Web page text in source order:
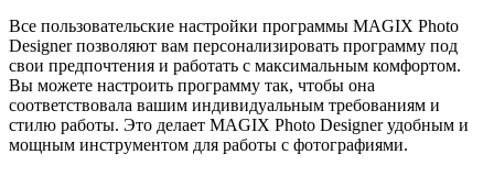
Все пользовательские настройки программы MAGIX Photo
Designer позволяют вам персонализировать программу под
свои предпочтения и работать с максимальным комфортом.
Вы можете настроить программу так, чтобы она
соответствовала вашим индивидуальным требованиям и
стилю работы. Это делает MAGIX Photo Designer удобным и
мощным инструментом для работы с фотографиями.